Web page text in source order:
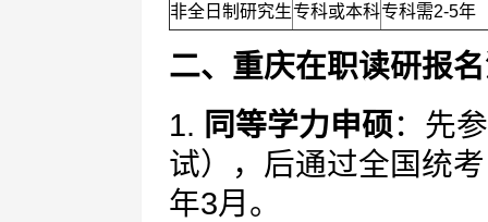
非全日制研究生专科或本科专科需2-5年
二、重庆在职读研报
1. 同等学力申硕：先
试），后通过全国统
年3月。